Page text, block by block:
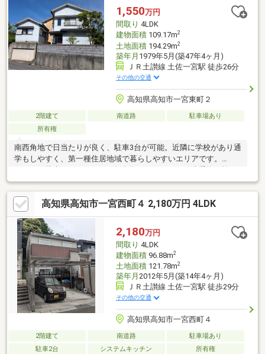
換、鍵交換、雨漏り点検、設備点検【周辺環境】・高知市立一宮
東小学校まで約1100ｍ（徒歩約14分）・高知市立一宮中学校まで
約
1,550万円
間取り 4LDK
建物面積109.17m2
土地面積194.29m2
築年月 1979年5月(築47年4ヶ月)
ＪＲ土讃線 土佐一宮駅 徒歩26分
その他の交通
高知県高知市一宮東町２
2階建て 南道路
駐車場あり
所有権
南西角地で日当たりが良く、駐車3台が可能。近隣に学校があり通
学もしやすく、第一種住居地域で暮らしやすいエリアです。
やすく、ファミリーに適した住まいです。
高知県高知市一宮西町４ 2,180万円 4LDK
2,180万円
間取り 4LDK
建物面積96.88m2
土地面積121.78m2
築年月 2012年5月(築14年4ヶ月)
ＪＲ土讃線 土佐一宮駅 徒歩29分
その他の交通
高知県高知市一宮西町４
2階建て 南道路
駐車場あり
駐車2台
システムキッチン 所有権